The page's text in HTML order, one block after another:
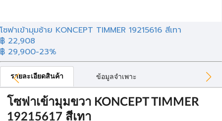
โซฟาเข้ามุมซ้าย KONCEPT TIMMER 19215616 สีเทา
฿ 22,908
฿ 29,900-23%
รายละเอียดสินค้า ข้อมูลจำเพาะ
โซฟาเข้ามุมขวา KONCEPT TIMMER
19215617 สีเทา